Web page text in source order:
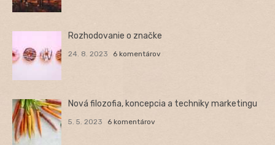
Rozhodovanie o značke
24. 8. 2023 6 komentárov
Nová filozofia, koncepcia a techniky marketingu
5. 5. 2023 6 komentárov